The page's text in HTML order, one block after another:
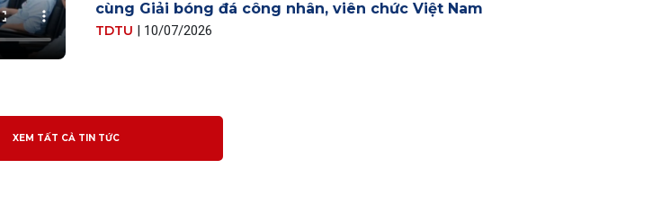
cùng Giải bóng đá công nhân, viên chức Việt Nam
TDTU | 10/07/2026
XEM TẤT CẢ TIN TỨC